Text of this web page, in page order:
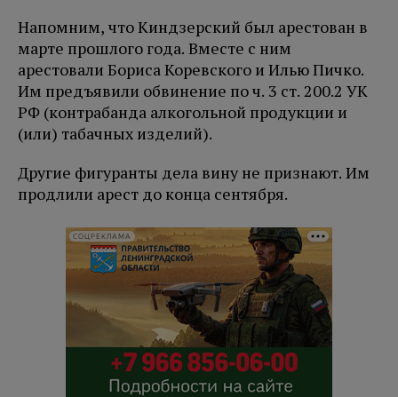
Напомним, что Киндзерский был арестован в
марте прошлого года. Вместе с ним
арестовали Бориса Коревского и Илью Пичко.
Им предъявили обвинение по ч. 3 ст. 200.2 УК
РФ (контрабанда алкогольной продукции и
(или) табачных изделий).
Другие фигуранты дела вину не признают. Им
продлили арест до конца сентября.
СОЦРЕКЛАМА